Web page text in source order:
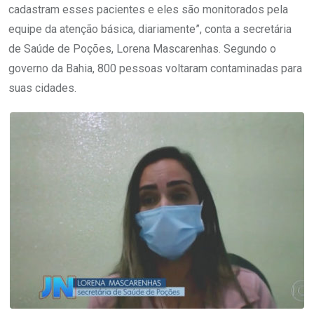
cadastram esses pacientes e eles são monitorados pela
equipe da atenção básica, diariamente”, conta a secretária
de Saúde de Poções, Lorena Mascarenhas. Segundo o
governo da Bahia, 800 pessoas voltaram contaminadas para
suas cidades.